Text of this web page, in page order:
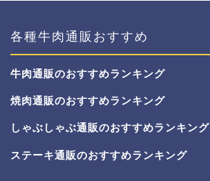
各種牛肉通販おすすめ
牛肉通販のおすすめランキング
焼肉通販のおすすめランキング
しゃぶしゃぶ通販のおすすめランキング
ステーキ通販のおすすめランキング